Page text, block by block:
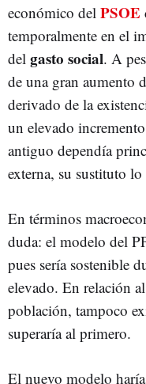
económico del PSOE
temporalmente en el
del gasto social. A
de una gran aumento
derivado de la
un elevado
antiguo dependía
externa, su sustituto
En términos
duda: el modelo del
pues sería sostenible
elevado. En relación
población, tampoco
superaría al primero.
El nuevo modelo